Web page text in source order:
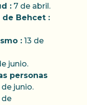
: 7 de abril.
de Behcet :
: 13 de
junio.
personas
de junio.
de